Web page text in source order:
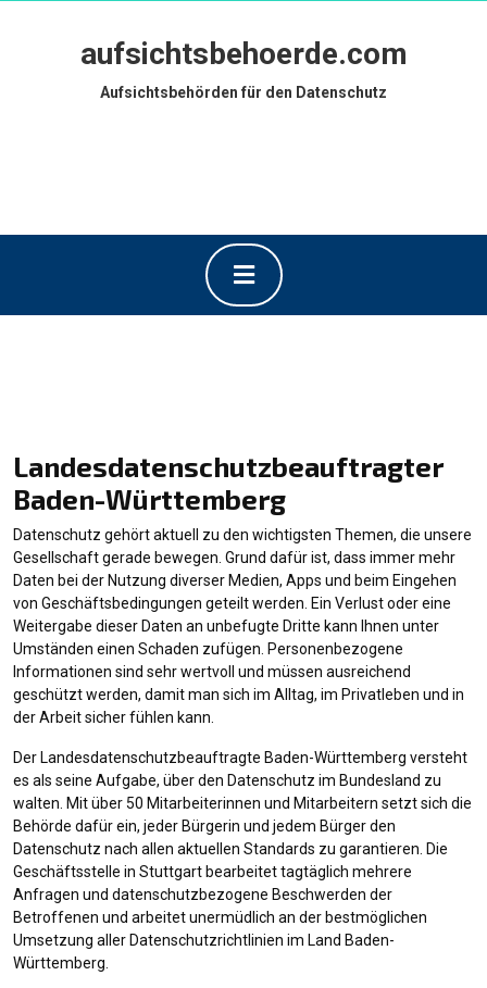
aufsichtsbehoerde.com
Aufsichtsbehörden für den Datenschutz
Button
Landesdatenschutzbeauftragter
Baden-Württemberg
Datenschutz gehört aktuell zu den wichtigsten Themen, die unsere
Gesellschaft gerade bewegen. Grund dafür ist, dass immer mehr
Daten bei der Nutzung diverser Medien, Apps und beim Eingehen
von Geschäftsbedingungen geteilt werden. Ein Verlust oder eine
Weitergabe dieser Daten an unbefugte Dritte kann Ihnen unter
Umständen einen Schaden zufügen. Personenbezogene
Informationen sind sehr wertvoll und müssen ausreichend
geschützt werden, damit man sich im Alltag, im Privatleben und in
der Arbeit sicher fühlen kann.
Der Landesdatenschutzbeauftragte Baden-Württemberg versteht
es als seine Aufgabe, über den Datenschutz im Bundesland zu
walten. Mit über 50 Mitarbeiterinnen und Mitarbeitern setzt sich die
Behörde dafür ein, jeder Bürgerin und jedem Bürger den
Datenschutz nach allen aktuellen Standards zu garantieren. Die
Geschäftsstelle in Stuttgart bearbeitet tagtäglich mehrere
Anfragen und datenschutzbezogene Beschwerden der
Betroffenen und arbeitet unermüdlich an der bestmöglichen
Umsetzung aller Datenschutzrichtlinien im Land Baden-
Württemberg.